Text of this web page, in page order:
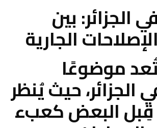
الجزائر: بين
الجارية
موضوعًا
حيث يُنظر
قِبل البعض كعبء